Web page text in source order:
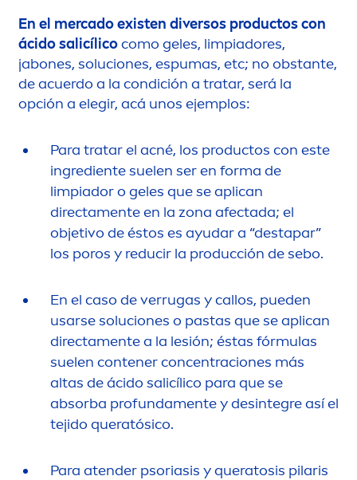
En el mercado existen diversos productos con
ácido salicílicocomo geles, limpiadores,
jabones, soluciones, espumas, etc; no obstante,
de acuerdo a la condición a tratar, será la
opción a elegir, acá unos ejemplos:
Para tratar el acné, los productos con este
ingrediente suelen ser en forma de
limpiador o geles que se aplican
directamente en la zona afectada; el
objetivo de éstos es ayudar a “destapar”
los poros y reducir la producción de sebo.
En el caso de verrugas y callos, pueden
usarse soluciones o pastas que se aplican
directamente a la lesión; éstas fórmulas
suelen contener concentraciones más
altas de ácido salicílico para que se
absorba profundamente y desintegre así el
tejido queratósico.
Para atender psoriasis y queratosis pilaris